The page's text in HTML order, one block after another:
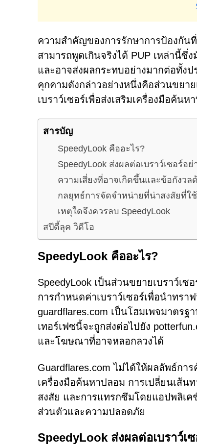
ความสำคัญของการรักษาการป้องกัน
สามารถพูดเกินจริงได้ PUP เหล่านี้ซึ่
และอาจส่งผลกระทบอย่างมากต่อทั้
คุกคามดังกล่าวอย่างหนึ่งคือส่วนขยา
เบราว์เซอร์เพื่อส่งเสริมเครื่องมือค้น
สารบัญ
SpeedyLook คืออะไร?
SpeedyLook ส่งผลต่อเบราว์เซอร์อย่
ความเสี่ยงที่อาจเกิดขึ้นและข้อกังวล
กลยุทธ์การจัดจำหน่ายที่น่าสงสัยที่ใ
เหตุใดจึงควรลบ SpeedyLook
สปีดี้ลุค วิดีโอ
SpeedyLook คืออะไร?
SpeedyLook เป็นส่วนขยายเบราว์เ
การกำหนดค่าเบราว์เซอร์เพื่อนำทรา
guardflares.com เป็นโฮมเพจมาตร
เทอร์เฟซนี้จะถูกส่งต่อไปยัง
และโฆษณาที่อาจหลอกลวงได้
Guardflares.com ไม่ได้ให้ผลลัพธ์กา
เครื่องมือค้นหาปลอม การเปลี่ยนเส้น
สงสัย และการแทรกซึมโดยแอปพลิเค
ส่วนตัวและความปลอดภัย
SpeedyLook ส่งผลต่อเบราว์เซ